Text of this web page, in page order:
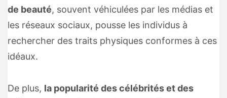
de beauté, souvent véhiculées par les médias et
les réseaux sociaux, pousse les individus à
rechercher des traits physiques conformes à ces
idéaux.
De plus, la popularité des célébrités et des